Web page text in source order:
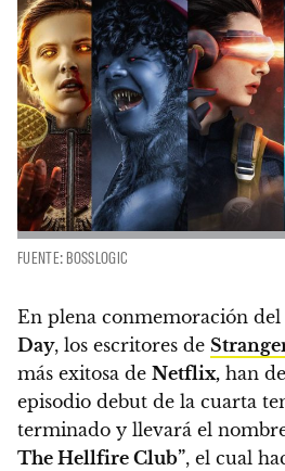
FUENTE: BOSSLOGIC
En plena conmemoración del
Day, los escritores de
más exitosa de Netflix, han
episodio debut de la cuarta
terminado y llevará el
The Hellfire Club”, el cual